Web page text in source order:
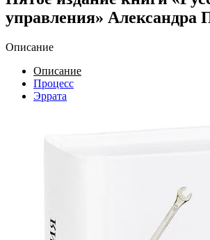
управления» Александра
Описание
Описание
Процесс
Эррата